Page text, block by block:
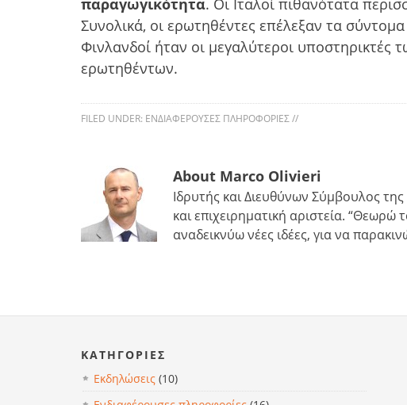
παραγωγικότητα. Οι Ιταλοί πιθανότατα
Συνολικά, οι ερωτηθέντες επέλεξαν τα
Φινλανδοί ήταν οι μεγαλύτεροι
ερωτηθέντων.
FILED UNDER: ΕΝΔΙΑΦΈΡΟΥΣΕΣ ΠΛΗΡΟΦΟΡΊΕΣ//
About Marco Olivieri
Ιδρυτής και Διευθύνων Σύμβουλος
και επιχειρηματική αριστεία.
αναδεικνύω νέες ιδέες, για να
KΑΤΗΓΟΡΊΕΣ
Εκδηλώσεις (10)